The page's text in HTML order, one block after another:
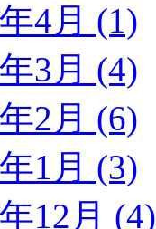
4月 (1)
3月 (4)
2月 (6)
1月 (3)
12月 (4)